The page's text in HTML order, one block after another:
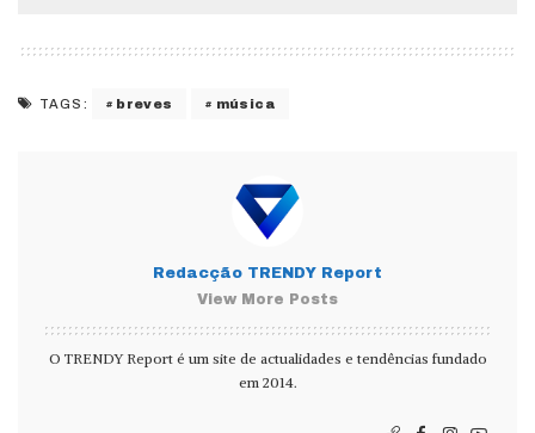
TAGS: breves música
Redacção TRENDY Report
View More Posts
O TRENDY Report é um site de actualidades e tendências fundado
em 2014.